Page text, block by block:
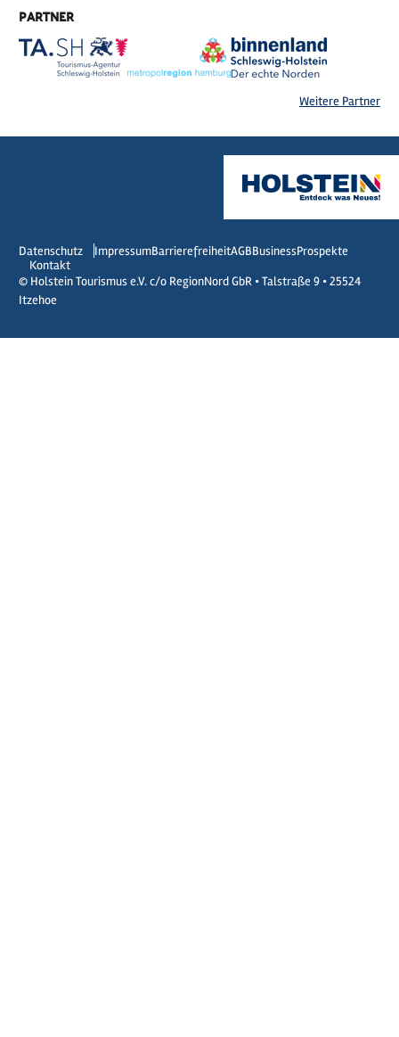
PARTNER
Weitere Partner
Datenschutz ImpressumBarrierefreiheitAGBBusinessProspekte
Kontakt
© Holstein Tourismus e.V. c/o RegionNord GbR • Talstraße 9 • 25524
Itzehoe